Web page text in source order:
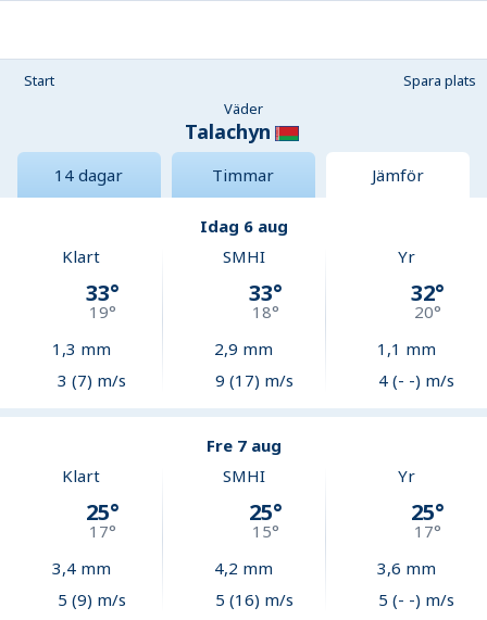
Start
Spara plats
Väder
Talachyn
14 dagar Timmar Jämför
Idag 6 aug
Klart
33°
19°
1,3 mm
3 (7) m/s
SMHI
33°
18°
2,9 mm
9 (17) m/s
Yr
32°
20°
1,1 mm
4 (- -) m/s
Fre 7 aug
Klart
25°
17°
3,4mm
5 (9) m/s
SMHI
25°
15°
4,2 mm
5 (16) m/s
Yr
25°
17°
3,6 mm
5 (- -) m/s